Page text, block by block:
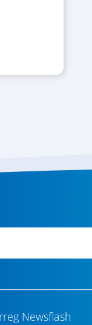
Newsflash